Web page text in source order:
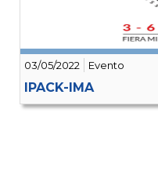
03/05/2022 Evento
IPACK-IMA